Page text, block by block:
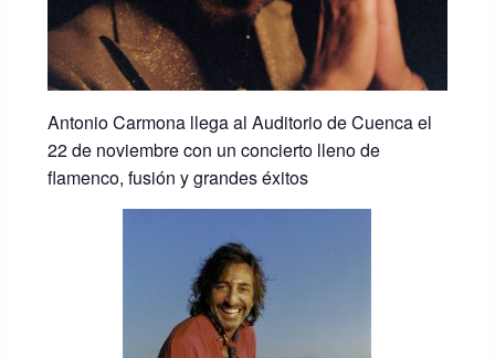
Antonio Carmona llega al Auditorio de Cuenca el
22 de noviembre con un concierto lleno de
flamenco, fusión y grandes éxitos